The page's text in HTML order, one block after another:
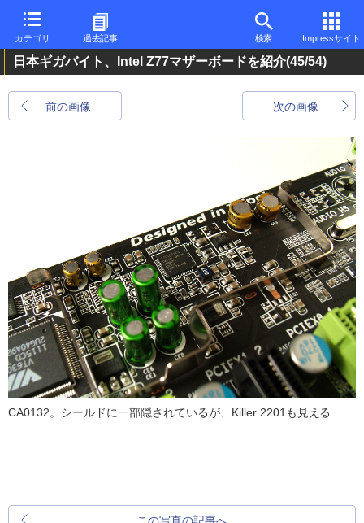
カテゴリ 過去記事 検索 Impressサイト
日本ギガバイト、Intel Z77マザーボードを紹介(45/54)
前の画像 次の画像
CA0132。シールドに一部隠されているが、Killer 2201も見える